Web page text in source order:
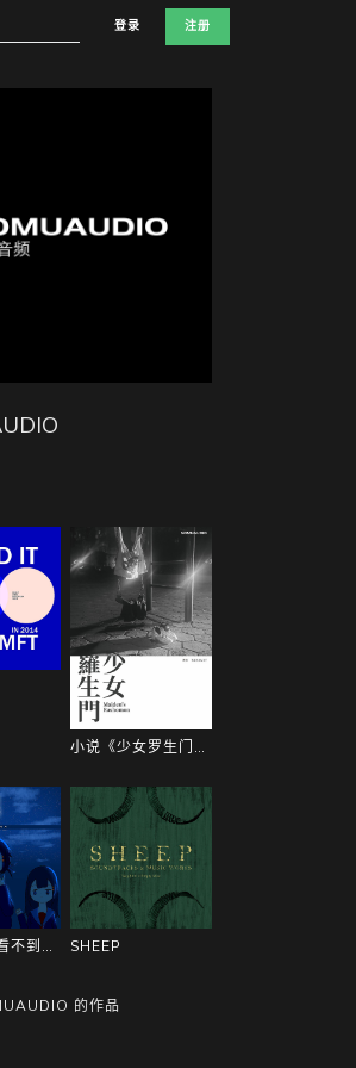
登录 注册
小说《少女罗生门》数字版本体
眠：为什么看不到星星 SHEEP
的作品